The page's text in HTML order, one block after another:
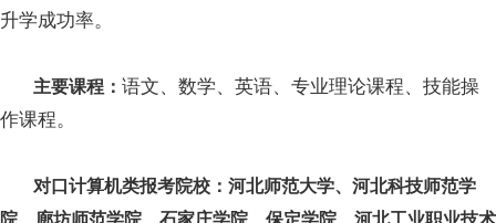
升学成功率。
主要课程： 语文、数学、英语、专业理论课程、技能操
作课程。
对口计算机类报考院校：河北师范大学、河北科技师范学